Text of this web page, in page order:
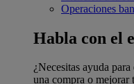
Operaciones
Habla con el
¿Necesitas ayuda
una compra o mejorar